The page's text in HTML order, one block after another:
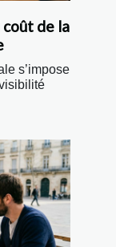
de la
s’impose